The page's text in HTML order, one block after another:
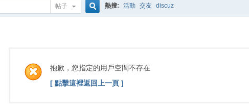
帖子
索
熱搜: 活動 交友 discuz
抱歉，您指定的用戶空間不存在
[ 點擊這裡返回上一頁 ]